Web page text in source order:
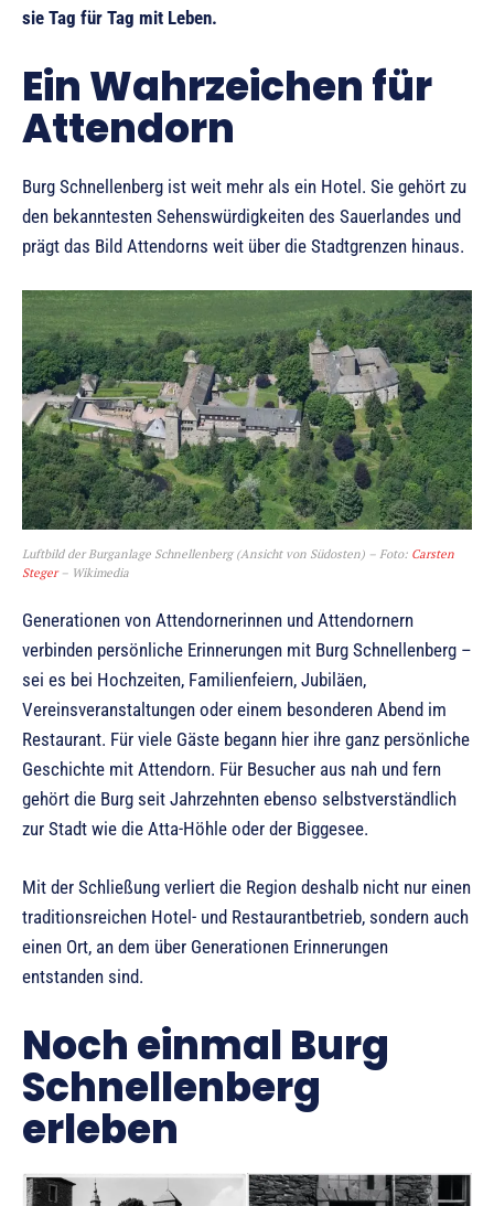
sie Tag für Tag mit Leben.
Ein Wahrzeichen für
Attendorn
Burg Schnellenberg ist weit mehr als ein Hotel. Sie gehört zu
den bekanntesten Sehenswürdigkeiten des Sauerlandes und
prägt das Bild Attendorns weit über die Stadtgrenzen hinaus.
Luftbild der Burganlage Schnellenberg (Ansicht von Südosten) – Foto: Carsten
Steger– Wikimedia
Generationen von Attendornerinnen und Attendornern
verbinden persönliche Erinnerungen mit Burg Schnellenberg –
sei es bei Hochzeiten, Familienfeiern, Jubiläen,
Vereinsveranstaltungen oder einem besonderen Abend im
Restaurant. Für viele Gäste begann hier ihre ganz persönliche
Geschichte mit Attendorn. Für Besucher aus nah und fern
gehört die Burg seit Jahrzehnten ebenso selbstverständlich
zur Stadt wie die Atta-Höhle oder der Biggesee.
Mit der Schließung verliert die Region deshalb nicht nur einen
traditionsreichen Hotel- und Restaurantbetrieb, sondern auch
einen Ort, an dem über Generationen Erinnerungen
entstanden sind.
Noch einmal Burg
Schnellenberg
erleben